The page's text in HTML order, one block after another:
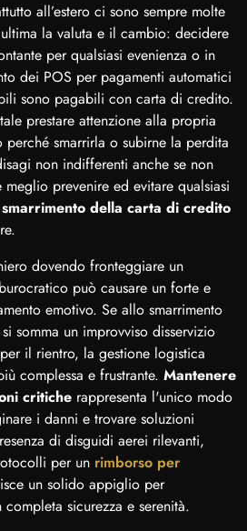
all’estero ci sono sempre molte
la valuta e il cambio: decidere
per qualsiasi evenienza o in
dei POS per pagamenti automatici
sono pagabili con carta di credito.
prestare attenzione alla propria
perché smarrirla o subirne la perdita
non indifferenti anche se non
prevenire ed evitare qualsiasi
smarrimento della carta di credito
dovendo fronteggiare un
può causare un forte e
emotivo. Se allo smarrimento
somma un improvviso disservizio
il rientro, la gestione logistica
complessa e frustrante. Mantenere
critiche rappresenta l'unico modo
i danni e trovare soluzioni
di disguidi aerei rilevanti,
per un rimborso per
un solido appiglio per
sicurezza e serenità.